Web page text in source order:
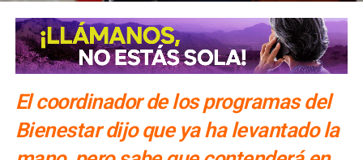
El coordinador de los programas del
Bienestar dijo que ya ha levantado la